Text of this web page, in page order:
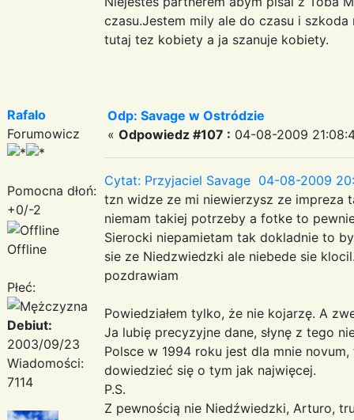
czasu.Jestem mily ale do czasu i
tutaj tez kobiety a ja szanuje kobiety.
Rafalo
Forumowicz
Pomocna dłoń:
+0/-2
Offline
Płeć:
Debiut:
2003/09/23
Wiadomości:
7114
Odp: Savage w Ostródzie
« Odpowiedz #107 : 04-08-2009
Cytat: Przyjaciel Savage 04-08-2009
tzn widze ze mi niewierzysz ze impreza
niemam takiej potrzeby a fotke to
Sierocki niepamietam tak dokladnie to
sie ze Niedzwiedzki ale niebede sie
pozdrawiam
Powiedziałem tylko, że nie kojarzę. A
Ja lubię precyzyjne dane, słynę z tego
Polsce w 1994 roku jest dla mnie
dowiedzieć się o tym jak najwięcej.
P.S.
Z pewnością nie Niedźwiedzki, Arturo,